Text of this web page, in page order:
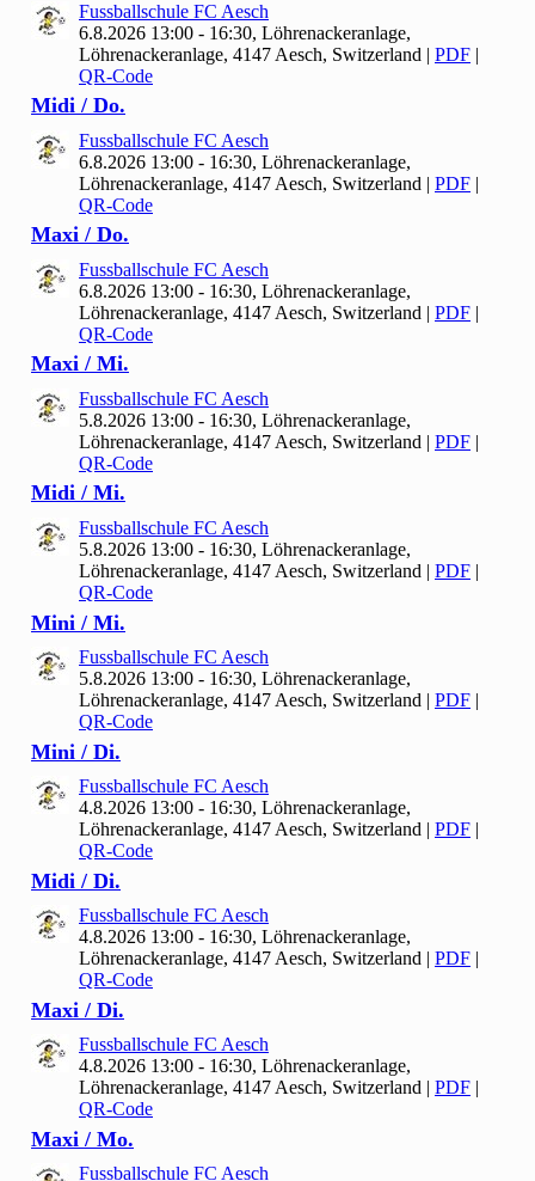
Fussballschule FC Aesch
6.8.2026 13:00 - 16:30, Löhrenackeranlage,
Löhrenackeranlage, 4147 Aesch, Switzerland | PDF |
QR-Code
Midi / Do.
Fussballschule FC Aesch
6.8.2026 13:00 - 16:30, Löhrenackeranlage,
Löhrenackeranlage, 4147 Aesch, Switzerland | PDF |
QR-Code
Maxi / Do.
Fussballschule FC Aesch
6.8.2026 13:00 - 16:30, Löhrenackeranlage,
Löhrenackeranlage, 4147 Aesch, Switzerland | PDF |
QR-Code
Maxi / Mi.
Fussballschule FC Aesch
5.8.2026 13:00 - 16:30, Löhrenackeranlage,
Löhrenackeranlage, 4147 Aesch, Switzerland | PDF |
QR-Code
Midi / Mi.
Fussballschule FC Aesch
5.8.2026 13:00 - 16:30, Löhrenackeranlage,
Löhrenackeranlage, 4147 Aesch, Switzerland | PDF |
QR-Code
Mini / Mi.
Fussballschule FC Aesch
5.8.2026 13:00 - 16:30, Löhrenackeranlage,
Löhrenackeranlage, 4147 Aesch, Switzerland | PDF |
QR-Code
Mini / Di.
Fussballschule FC Aesch
4.8.2026 13:00 - 16:30, Löhrenackeranlage,
Löhrenackeranlage, 4147 Aesch, Switzerland | PDF |
QR-Code
Midi / Di.
Fussballschule FC Aesch
4.8.2026 13:00 - 16:30, Löhrenackeranlage,
Löhrenackeranlage, 4147 Aesch, Switzerland | PDF |
QR-Code
Maxi / Di.
Fussballschule FC Aesch
4.8.2026 13:00 - 16:30, Löhrenackeranlage,
Löhrenackeranlage, 4147 Aesch, Switzerland | PDF |
QR-Code
Maxi / Mo.
Fussballschule FC Aesch